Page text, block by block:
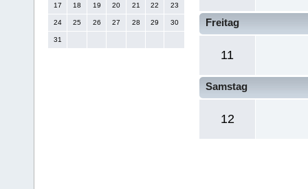
17 18 19 20 21 22 23
24 25 26 27 28 29 30
31
Freitag
11
Samstag
12